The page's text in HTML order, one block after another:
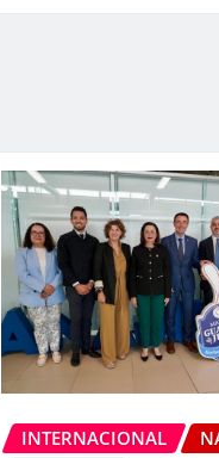
INTERNACIONAL